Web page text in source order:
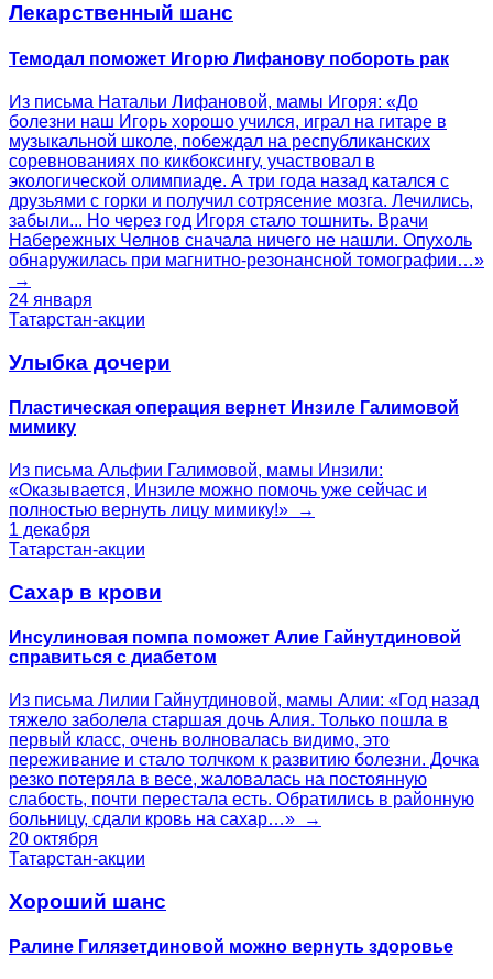
Лекарственный шанс
Темодал поможет Игорю Лифанову побороть рак
Из письма Натальи Лифановой, мамы Игоря: «До
болезни наш Игорь хорошо учился, играл на гитаре в
музыкальной школе, побеждал на республиканских
соревнованиях по кикбоксингу, участвовал в
экологической олимпиаде. А три года назад катался с
друзьями с горки и получил сотрясение мозга. Лечились,
забыли... Но через год Игоря стало тошнить. Врачи
Набережных Челнов сначала ничего не нашли. Опухоль
обнаружилась при магнитно-резонансной томографии…»
→
24 января
Татарстан-акции
Улыбка дочери
Пластическая операция вернет Инзиле Галимовой
мимику
Из письма Альфии Галимовой, мамы Инзили:
«Оказывается, Инзиле можно помочь уже сейчас и
полностью вернуть лицу мимику!» →
1 декабря
Татарстан-акции
Сахар в крови
Инсулиновая помпа поможет Алие Гайнутдиновой
справиться с диабетом
Из письма Лилии Гайнутдиновой, мамы Алии: «Год назад
тяжело заболела старшая дочь Алия. Только пошла в
первый класс, очень волновалась видимо, это
переживание и стало толчком к развитию болезни. Дочка
резко потеряла в весе, жаловалась на постоянную
слабость, почти перестала есть. Обратились в районную
больницу, сдали кровь на сахар…» →
20 октября
Татарстан-акции
Хороший шанс
Ралине Гилязетдиновой можно вернуть здоровье